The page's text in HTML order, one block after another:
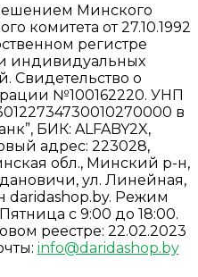
Минского
комитета от 27.10.1992
регистре
индивидуальных
Свидетельство о
№100162220. УНП
в
БИК: ALFABY2X,
адрес: 223028,
обл., Минский р-н,
ул. Линейная,
daridashop.by. Режим
с 9:00 до 18:00.
реестре: 22.02.2023
info@daridashop.by